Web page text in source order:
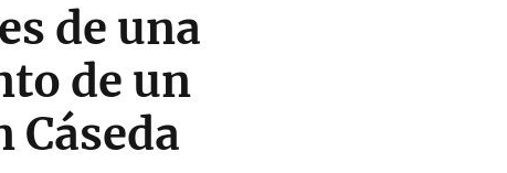
de una
de un
Cáseda